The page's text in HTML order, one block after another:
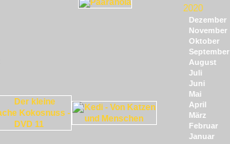
2020
Dezember
November
Oktober
September
August
Juli
Juni
Mai
April
März
Februar
Januar